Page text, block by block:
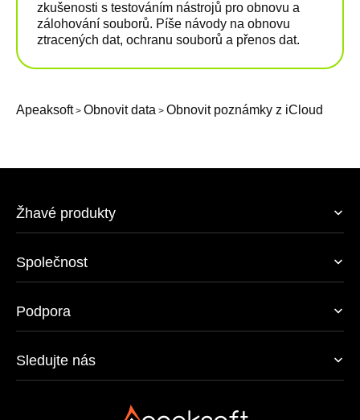
zkušenosti s testováním nástrojů pro obnovu a
zálohování souborů. Píše návody na obnovu
ztracených dat, ochranu souborů a přenos dat.
Apeaksoft> Obnovit data > Obnovit poznámky z iCloud
Žhavé produkty
Společnost
Podpora
Sledujte nás